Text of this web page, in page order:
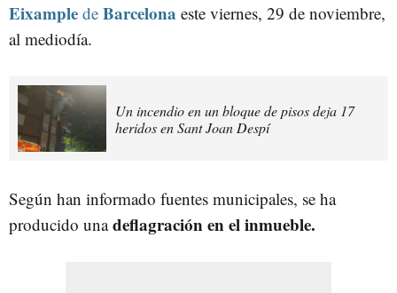
Eixample de Barcelona este viernes, 29 de noviembre,
al mediodía.
Un incendio en un bloque de pisos deja 17
heridos en Sant Joan Despí
Según han informado fuentes municipales, se ha
producido unadeflagración en el inmueble.